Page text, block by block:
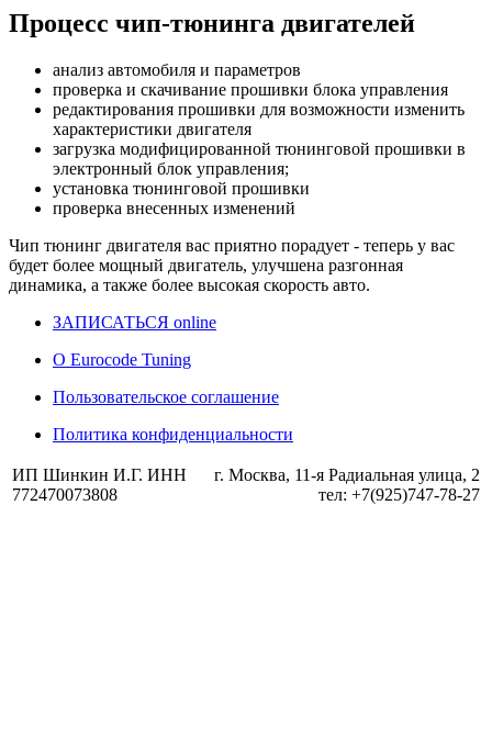
Процесс чип-тюнинга двигателей
анализ автомобиля и параметров
проверка и скачивание прошивки блока управления
редактирования прошивки для возможности изменить
характеристики двигателя
загрузка модифицированной тюнинговой прошивки в
электронный блок управления;
установка тюнинговой прошивки
проверка внесенных изменений
Чип тюнинг двигателя вас приятно порадует - теперь у вас
будет более мощный двигатель, улучшена разгонная
динамика, а также более высокая скорость авто.
ЗАПИСАТЬСЯ online
О Eurocode Tuning
Пользовательское соглашение
Политика конфиденциальности
ИП Шинкин И.Г. ИНН
772470073808
г. Москва, 11-я Радиальная улица, 2
тел: +7(925)747-78-27